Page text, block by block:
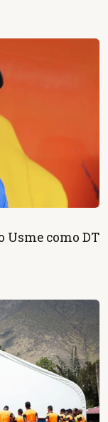
como DT